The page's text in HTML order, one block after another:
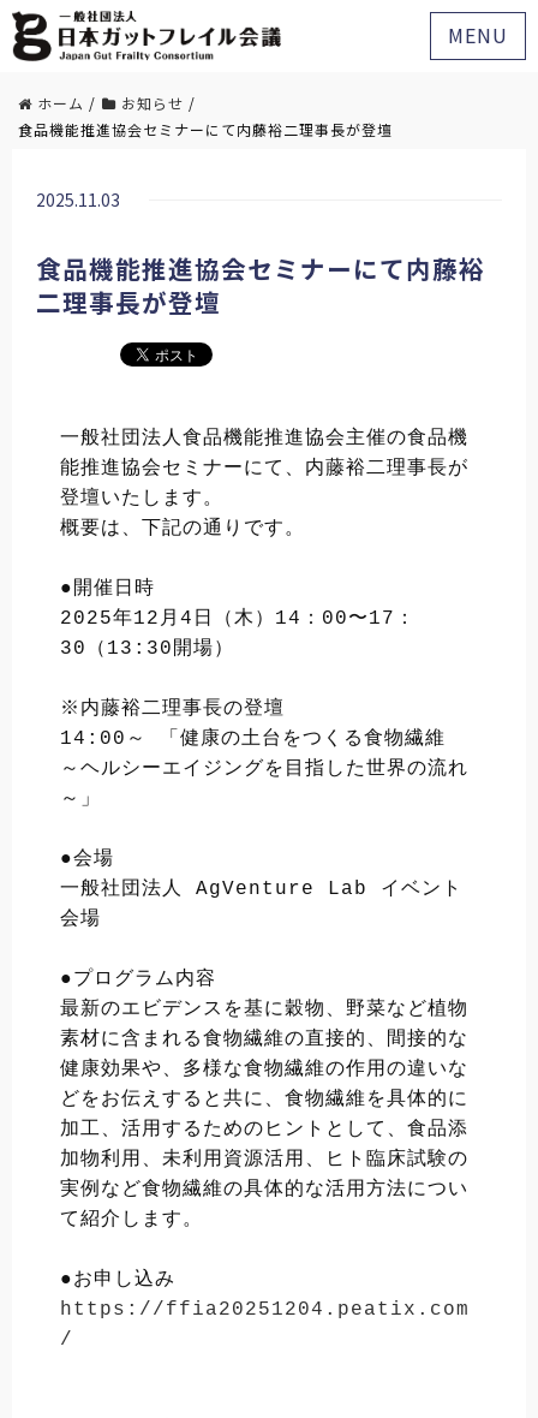
MENU
ホーム / お知らせ /
食品機能推進協会セミナーにて内藤裕二理事長が登壇
2025.11.03
食品機能推進協会セミナーにて内藤裕
二理事長が登壇
一般社団法人食品機能推進協会主催の食品機
能推進協会セミナーにて、内藤裕二理事長が
登壇いたします。
概要は、下記の通りです。
●開催日時
2025年12月4日（木）14：00〜17：
30（13:30開場）
※内藤裕二理事長の登壇
14:00～ 「健康の土台をつくる食物繊維
～ヘルシーエイジングを目指した世界の流れ
～」
●会場
一般社団法人 AgVenture Lab イベント
会場
●プログラム内容
最新のエビデンスを基に穀物、野菜など植物
素材に含まれる食物繊維の直接的、間接的な
健康効果や、多様な食物繊維の作用の違いな
どをお伝えすると共に、食物繊維を具体的に
加工、活用するためのヒントとして、食品添
加物利用、未利用資源活用、ヒト臨床試験の
実例など食物繊維の具体的な活用方法につい
て紹介します。
●お申し込み
https://ffia20251204.peatix.com
/